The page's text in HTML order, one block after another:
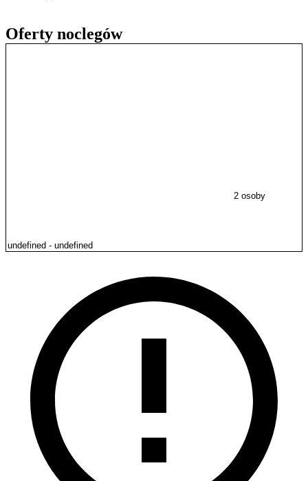
Oferty noclegów
2 osoby